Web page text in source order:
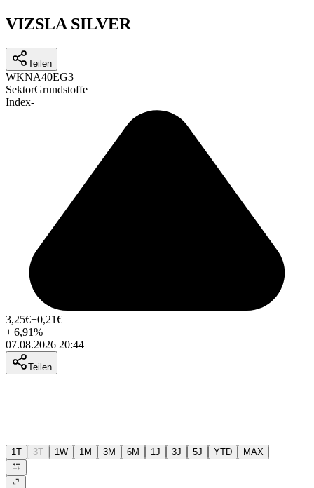
VIZSLA SILVER
Teilen
WKNA40EG3
SektorGrundstoffe
Index-
3,25€+0,21€
+6,91%
07.08.2026 20:44
Teilen
1T 3T 1W 1M 3M 6M 1J 3J 5J YTD MAX